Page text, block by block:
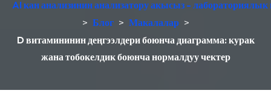
AI кан анализинин анализатору акысыз -
> Блог > Макалалар >
D витамининин деңгээлдери боюнча диаграмма: курак
жана тобокелдик боюнча нормалдуу чектер